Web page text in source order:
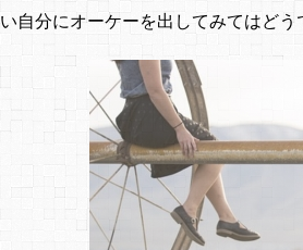
自分にオーケーを出してみてはど